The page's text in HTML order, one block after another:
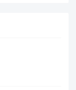
议使用独立稳